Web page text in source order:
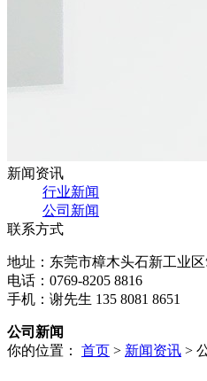
新闻资讯
行业新闻
公司新闻
联系方式
地址：东莞市樟木头石新工业
电话：0769-8205 8816
手机：谢先生 135 8081 8651
公司新闻
你的位置： 首页 > 新闻资讯 >